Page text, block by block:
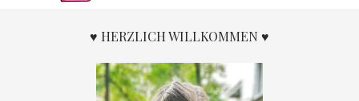
♥ HERZLICH WILLKOMMEN ♥